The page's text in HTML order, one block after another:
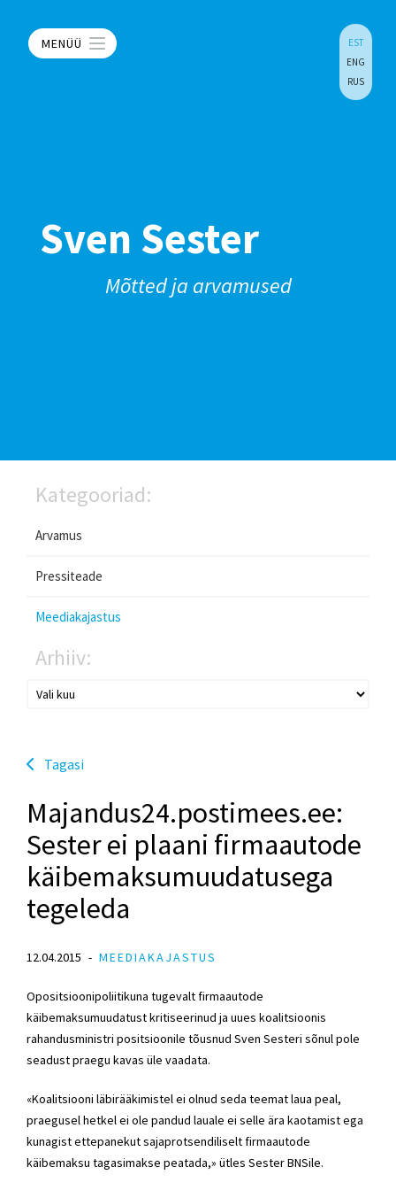
MENÜÜ
EST
ENG
RUS
Sven Sester
Mõtted ja arvamused
Kategooriad:
Arvamus
Pressiteade
Meediakajastus
Arhiiv:
Tagasi
Majandus24.postimees.ee:
Sester ei plaani firmaautode
käibemaksumuudatusega
tegeleda
12.04.2015 MEEDIAKAJASTUS
Opositsioonipoliitikuna tugevalt firmaautode
käibemaksumuudatust kritiseerinud ja uues koalitsioonis
rahandusministri positsioonile tõusnud Sven Sesteri sõnul pole
seadust praegu kavas üle vaadata.
«Koalitsiooni läbirääkimistel ei olnud seda teemat laua peal,
praegusel hetkel ei ole pandud lauale ei selle ära kaotamist ega
kunagist ettepanekut sajaprotsendiliselt firmaautode
käibemaksu tagasimakse peatada,» ütles Sester BNSile.